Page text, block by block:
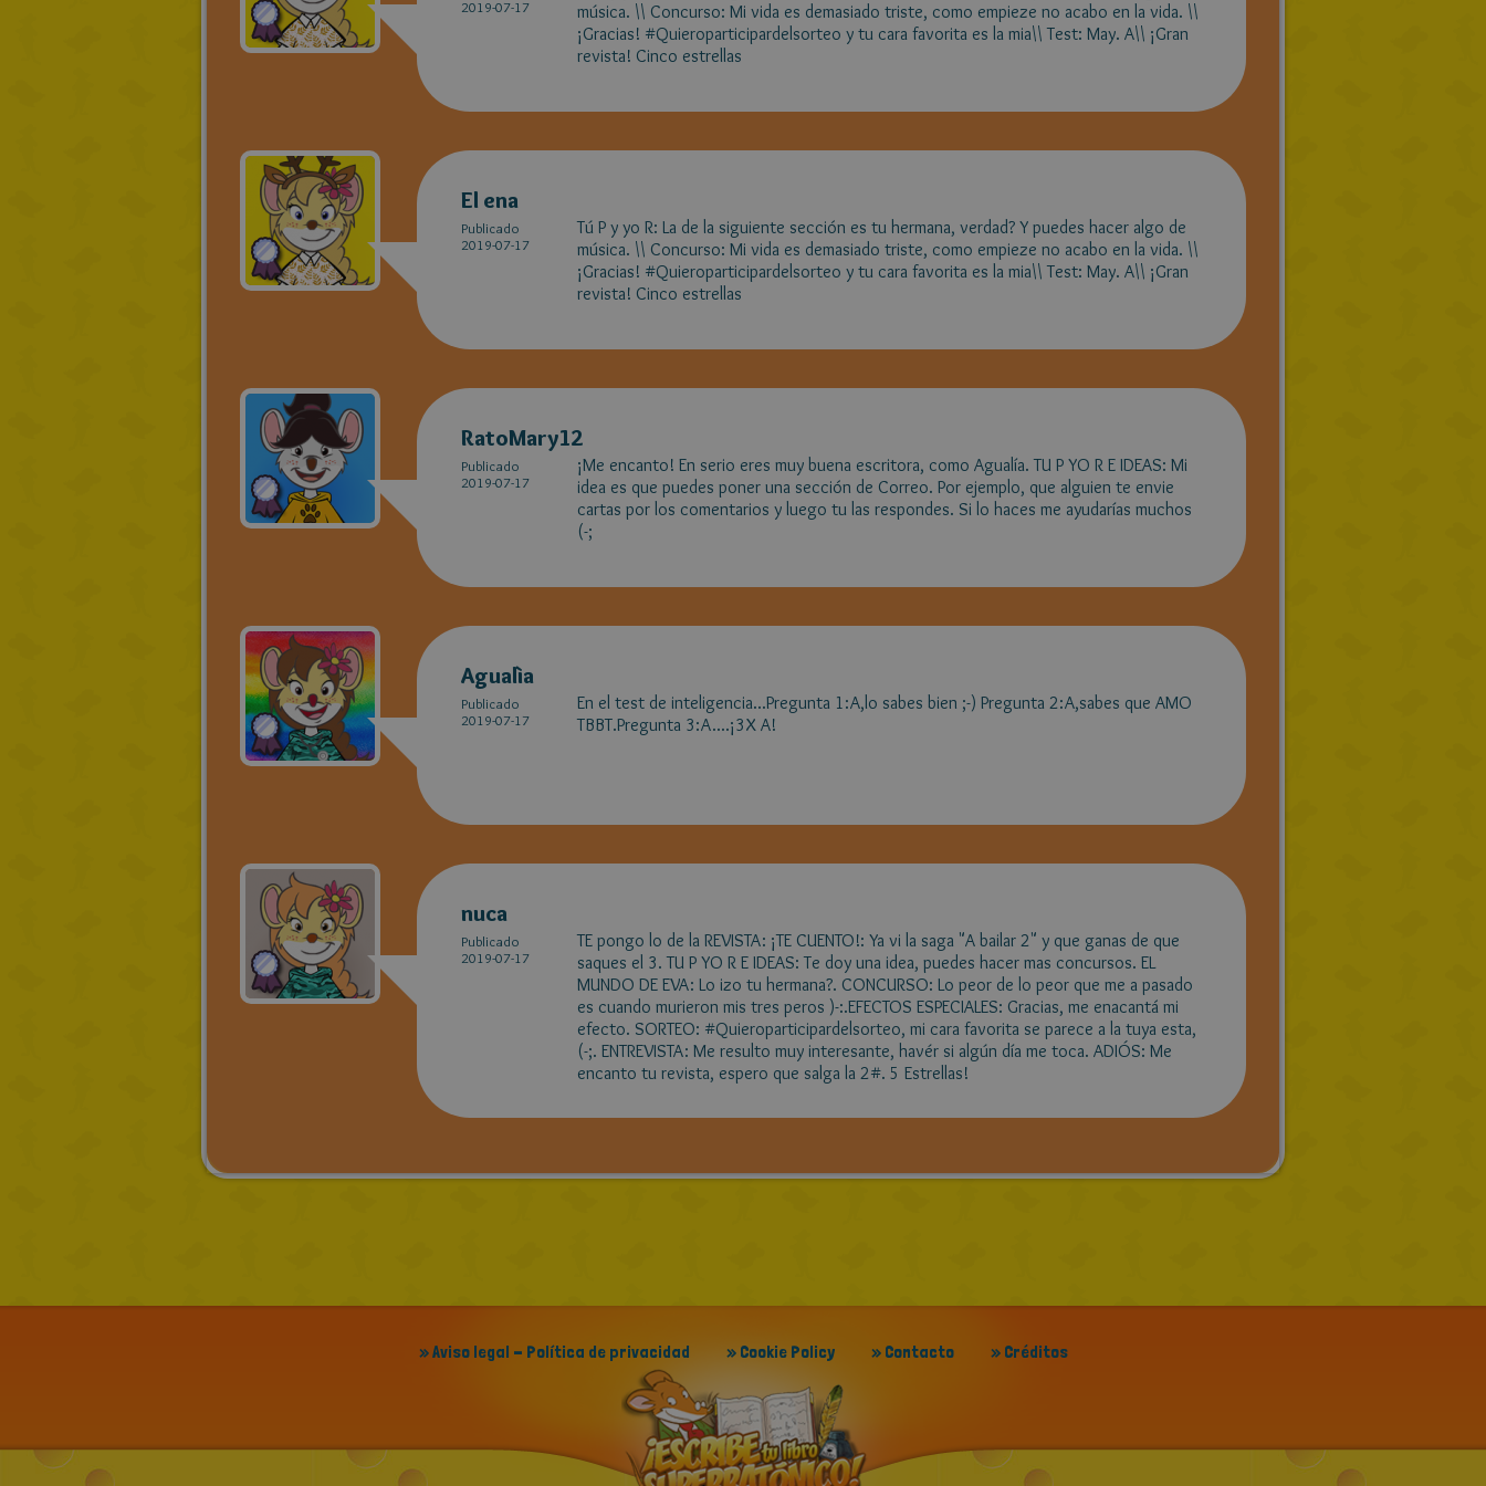
2019-07-17
música. \\ Concurso: Mi vida es demasiado triste, como empieze no acabo en la vida. \\
¡Gracias! #Quieroparticipardelsorteo y tu cara favorita es la mia\\ Test: May. A\\ ¡Gran
revista! Cinco estrellas
El ena
Publicado
2019-07-17
Tú P y yo R: La de la siguiente sección es tu hermana, verdad? Y puedes hacer algo de
música. \\ Concurso: Mi vida es demasiado triste, como empieze no acabo en la vida. \\
¡Gracias! #Quieroparticipardelsorteo y tu cara favorita es la mia\\ Test: May. A\\ ¡Gran
revista! Cinco estrellas
RatoMary12
Publicado
2019-07-17
¡Me encanto! En serio eres muy buena escritora, como Agualía. TU P YO R E IDEAS: Mi
idea es que puedes poner una sección de Correo. Por ejemplo, que alguien te envie
cartas por los comentarios y luego tu las respondes. Si lo haces me ayudarías muchos
(-;
Agualìa
Publicado
2019-07-17
En el test de inteligencia...Pregunta 1:A,lo sabes bien ;-) Pregunta 2:A,sabes que AMO
TBBT.Pregunta 3:A....¡3X A!
nuca
Publicado
2019-07-17
TE pongo lo de la REVISTA: ¡TE CUENTO!: Ya vi la saga "A bailar 2" y que ganas de que
saques el 3. TU P YO R E IDEAS: Te doy una idea, puedes hacer mas concursos. EL
MUNDO DE EVA: Lo izo tu hermana?. CONCURSO: Lo peor de lo peor que me a pasado
es cuando murieron mis tres peros )-:.EFECTOS ESPECIALES: Gracias, me enacantá mi
efecto. SORTEO: #Quieroparticipardelsorteo, mi cara favorita se parece a la tuya esta,
(-;. ENTREVISTA: Me resulto muy interesante, havér si algún día me toca. ADIÓS: Me
encanto tu revista, espero que salga la 2#. 5 Estrellas!
» Aviso legal - Política de privacidad » Cookie Policy » Contacto » Créditos